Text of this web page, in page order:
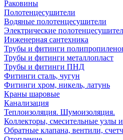
Раковины
Полотенцесушители
Водяные полотенцесушители
Электрические
Инженерная сантехника
Трубы и фитинги
Трубы и фитинги металлопласт
Трубы и фитинги ПНД
Фитинги сталь, чугун
Фитинги хром, никель, латунь
Краны шаровые
Канализация
Теплоизоляция. Шумоизоляция.
Коллекторы, смесительные
Обратные клапана, вентили,